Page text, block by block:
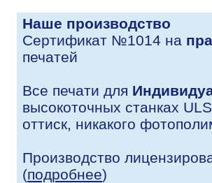
Наше производство
Сертификат №1014 на
печатей
Все печати для
высокоточных станках
оттиск, никакого
Производство
(подробнее)